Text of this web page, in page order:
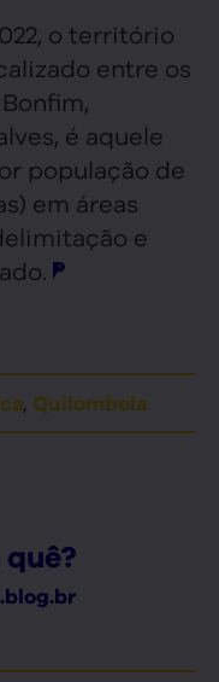
o território
entre os
é aquele
população de
em áreas
e
, Quilombola